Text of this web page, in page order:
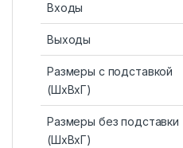
Входы
Выходы
Размеры с подставкой
(ШxВxГ)
Размеры без подставки
(ШxВxГ)